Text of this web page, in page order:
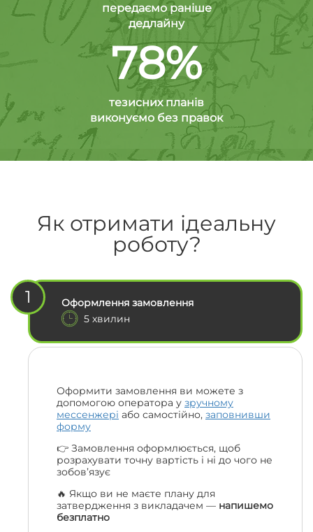
передаємо раніше
дедлайну
78%
тезисних планів
виконуємо без правок
Як отримати ідеальну
роботу?
1
Оформлення замовлення
5 хвилин
Оформити замовлення ви можете з
допомогою оператора у зручному
мессенжері або самостійно, заповнивши
форму
👉 Замовлення оформлюється, щоб
розрахувати точну вартість і ні до чого не
зобов’язує
🔥 Якщо ви не маєте плану для
затвердження з викладачем — напишемо
безплатно